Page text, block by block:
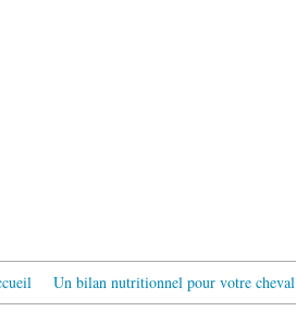
Un bilan nutritionnel pour votre cheval